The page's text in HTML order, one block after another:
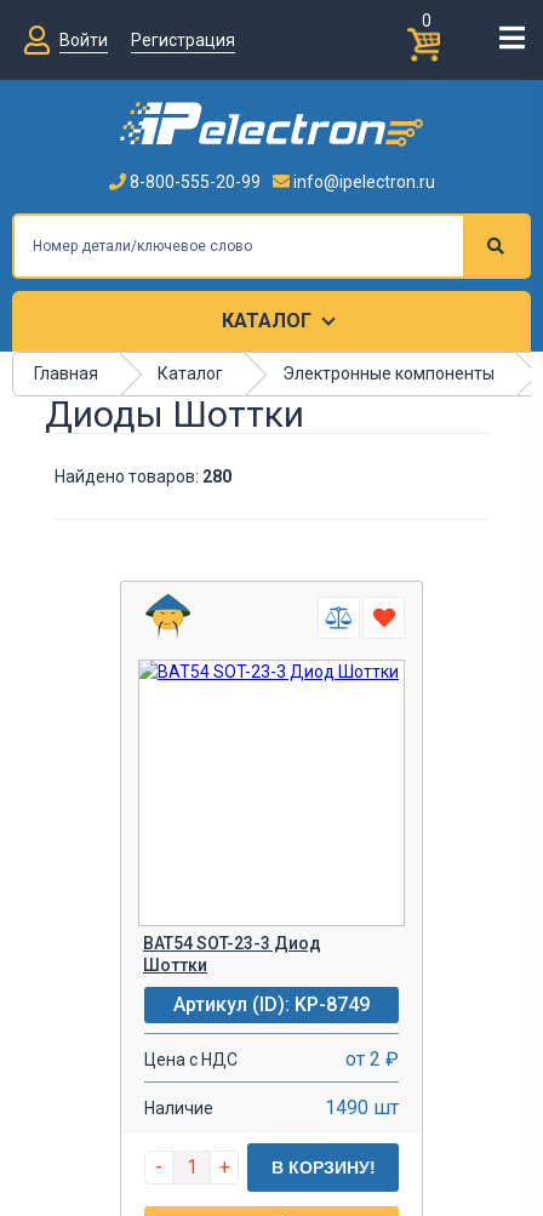
0
Войти
Регистрация
8-800-555-20-99 info@ipelectron.ru
КАТАЛОГ
Главная Каталог Электронные компоненты
Диоды Шоттки
Найдено товаров: 280
BAT54 SOT-23-3 Диод
Шоттки
Артикул (ID): KP-8749
Цена с НДС от 2 ₽
Наличие 1490 шт
- + В КОРЗИНУ!